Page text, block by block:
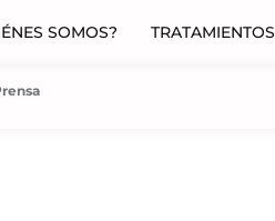
SOMOS? TRATAMIENTOS